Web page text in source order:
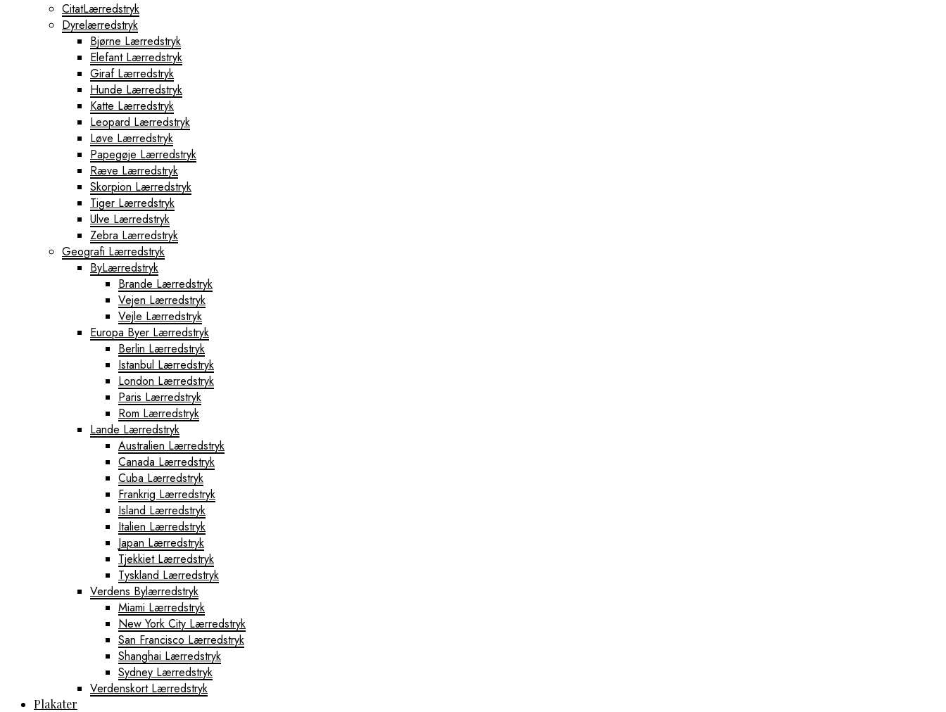
CitatLærredstryk
Dyrelærredstryk
Bjørne Lærredstryk
Elefant Lærredstryk
Giraf Lærredstryk
Hunde Lærredstryk
Katte Lærredstryk
Leopard Lærredstryk
Løve Lærredstryk
Papegøje Lærredstryk
Ræve Lærredstryk
Skorpion Lærredstryk
Tiger Lærredstryk
Ulve Lærredstryk
Zebra Lærredstryk
Geografi Lærredstryk
ByLærredstryk
Brande Lærredstryk
Vejen Lærredstryk
Vejle Lærredstryk
Europa Byer Lærredstryk
Berlin Lærredstryk
Istanbul Lærredstryk
London Lærredstryk
Paris Lærredstryk
Rom Lærredstryk
Lande Lærredstryk
Australien Lærredstryk
Canada Lærredstryk
Cuba Lærredstryk
Frankrig Lærredstryk
Island Lærredstryk
Italien Lærredstryk
Japan Lærredstryk
Tjekkiet Lærredstryk
Tyskland Lærredstryk
Verdens Bylærredstryk
Miami Lærredstryk
New York City Lærredstryk
San Francisco Lærredstryk
Shanghai Lærredstryk
Sydney Lærredstryk
Verdenskort Lærredstryk
Plakater